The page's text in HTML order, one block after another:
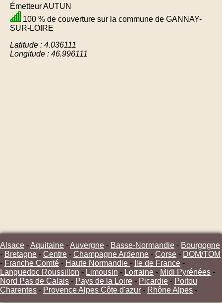
Émetteur AUTUN
100 % de couverture sur la commune de GANNAY-
SUR-LOIRE
Latitude : 4.036111
Longitude : 46.996111
Alsace -Aquitaine -Auvergne - Basse-Normandie - Bourgogne
- Bretagne - Centre - Champagne Ardenne - Corse - DOM/TOM
- Franche Comté - Haute Normandie - Ile de France -
Languedoc Roussillon - Limousin - Lorraine - Midi Pyrénées -
Nord Pas de Calais - Pays de la Loire - Picardie - Poitou
Charentes - Provence Alpes Côte d'azur - Rhône Alpes -